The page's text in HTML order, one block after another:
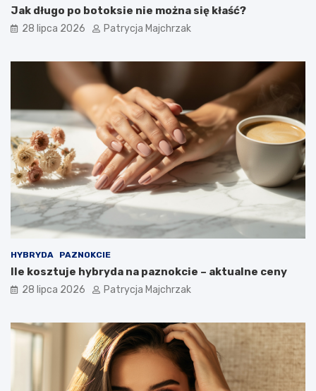
Jak długo po botoksie nie można się kłaść?
28 lipca 2026 Patrycja Majchrzak
HYBRYDA PAZNOKCIE
Ile kosztuje hybryda na paznokcie – aktualne ceny
28 lipca 2026 Patrycja Majchrzak